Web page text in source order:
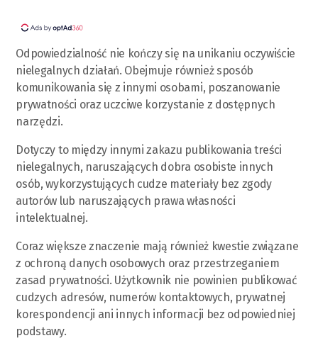
Odpowiedzialność nie kończy się na unikaniu oczywiście
nielegalnych działań. Obejmuje również sposób
komunikowania się z innymi osobami, poszanowanie
prywatności oraz uczciwe korzystanie z dostępnych
narzędzi.
Dotyczy to między innymi zakazu publikowania treści
nielegalnych, naruszających dobra osobiste innych
osób, wykorzystujących cudze materiały bez zgody
autorów lub naruszających prawa własności
intelektualnej.
Coraz większe znaczenie mają również kwestie związane
z ochroną danych osobowych oraz przestrzeganiem
zasad prywatności. Użytkownik nie powinien publikować
cudzych adresów, numerów kontaktowych, prywatnej
korespondencji ani innych informacji bez odpowiedniej
podstawy.